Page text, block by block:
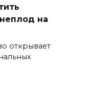
на
открывает